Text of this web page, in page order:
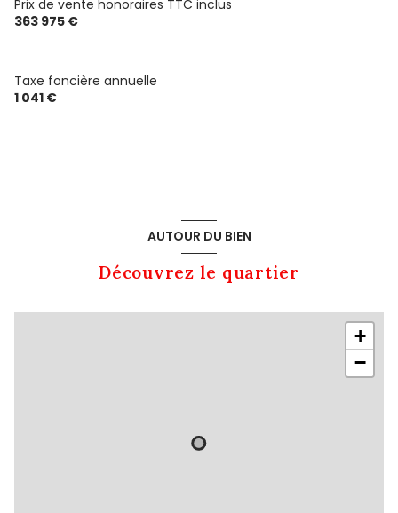
Prix de vente honoraires TTC inclus
363 975 €
Taxe foncière annuelle
1 041 €
AUTOUR DU BIEN
Découvrez le quartier
+
−